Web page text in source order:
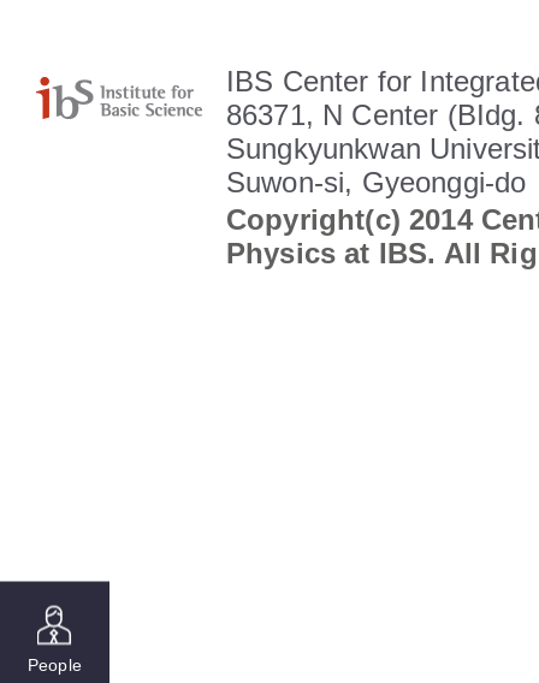
People
IBS Center for
86371, N Center (BIdg.
Sungkyunkwan
Suwon-si, Gyeonggi-do
Copyright(c) 2014
Physics at IBS. All